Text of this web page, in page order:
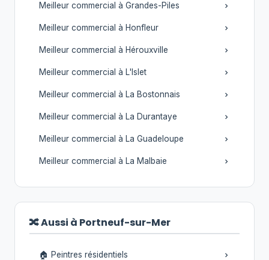
Meilleur commercial à Grandes-Piles
Meilleur commercial à Honfleur
Meilleur commercial à Hérouxville
Meilleur commercial à L'Islet
Meilleur commercial à La Bostonnais
Meilleur commercial à La Durantaye
Meilleur commercial à La Guadeloupe
Meilleur commercial à La Malbaie
🔀 Aussi à Portneuf-sur-Mer
🏠 Peintres résidentiels